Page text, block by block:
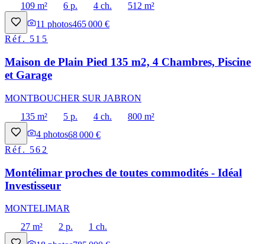
109 m²
6 p. 4 ch.
512 m²
11 photos465 000 €
Réf. 515
Maison de Plain Pied 135 m2, 4 Chambres, Piscine
et Garage
MONTBOUCHER SUR JABRON
135 m²
5 p. 4 ch.
800 m²
4 photos68 000 €
Réf. 562
Montélimar proches de toutes commodités - Idéal
Investisseur
MONTELIMAR
27 m²
2 p.
1 ch.